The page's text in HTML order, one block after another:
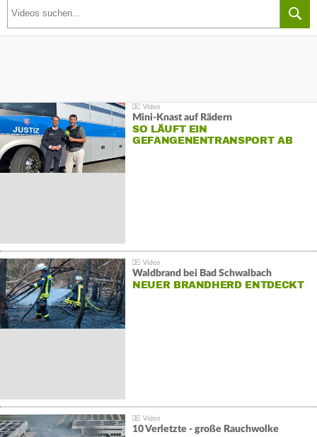
Mini-Knast auf Rädern
SO LÄUFT EIN
GEFANGENENTRANSPORT AB
Waldbrand bei Bad Schwalbach
NEUER BRANDHERD ENTDECKT
10 Verletzte - große Rauchwolke